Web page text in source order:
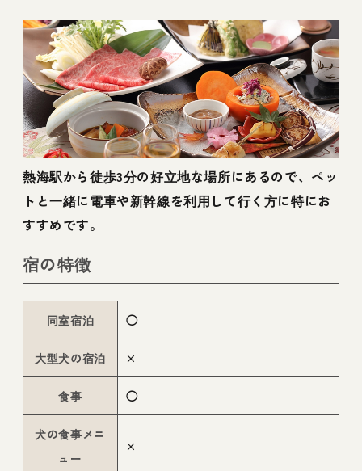
熱海駅から徒歩3分の好立地な場所にあるので、ペッ
トと一緒に電車や新幹線を利用して行く方に特にお
すすめです。
宿の特徴
同室宿泊 ◯
大型犬の宿泊 ×
食事 ◯
犬の食事メニ
ュー
×